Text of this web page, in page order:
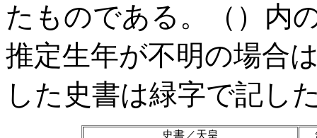
たものである。（）内
推定生年が不明の場合
した史書は緑字で記し
史書／天皇